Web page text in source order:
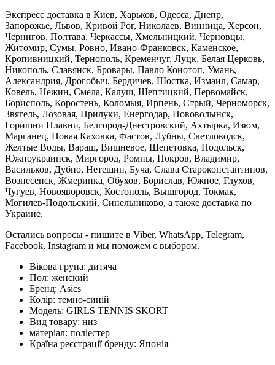
Экспресс доставка в Киев, Харьков, Одесса, Днепр,
Запорожье, Львов, Кривой Рог, Николаев, Винница, Херсон,
Чернигов, Полтава, Черкассы, Хмельницкий, Черновцы,
Житомир, Сумы, Ровно, Ивано-Франковск, Каменское,
Кропивницкий, Тернополь, Кременчуг, Луцк, Белая Церковь,
Никополь, Славянск, Бровары, Павло Конотоп, Умань,
Александрия, Дрогобыч, Бердичев, Шостка, Измаил, Самар,
Ковель, Нежин, Смела, Калуш, Шептицкий, Первомайск,
Борисполь, Коростень, Коломыя, Ирпень, Стрый, Черноморск,
Звягель, Лозовая, Прилуки, Енергодар, Нововолынск,
Горишни Плавни, Белгород-Днестровский, Ахтырка, Изюм,
Марганец, Новая Каховка, Фастов, Лубны, Светловодск,
Желтые Воды, Вараш, Вишневое, Шепетовка, Подольск,
Южноукраинск, Миргород, Ромны, Покров, Владимир,
Васильков, Дубно, Нетешин, Буча, Слава Староконстантинов,
Вознесенск, Жмеринка, Обухов, Борислав, Южное, Глухов,
Чугуев, Новояворовск, Костополь, Вышгород, Токмак,
Могилев-Подольский, Синельниково, а также доставка по
Украине.
Остались вопросы - пишите в Viber, WhatsApp, Telegram,
Facebook, Instagram и мы поможем с выбором.
Вікова група: дитяча
Пол: женский
Бренд: Asics
Колір: темно-синій
Модель: GIRLS TENNIS SKORT
Вид товару: низ
матеріал: поліестер
Країна реєстрації бренду: Японія